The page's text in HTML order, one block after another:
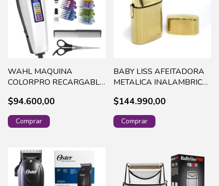
WAHL MAQUINA
COLORPRO RECARGABLE
$94.600,00
BABY LISS AFEITADORA
METALICA INALAMBRICA
$144.990,00